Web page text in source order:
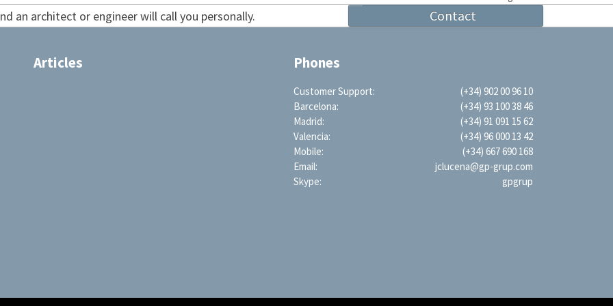
post:
an architect or engineer will call you personally. Contact
Articles Phones
Customer Support:
(+34) 902 00 96 10
Barcelona:
(+34) 93 100 38 46
Madrid:
(+34) 91 091 15 62
Valencia:
(+34) 96 000 13 42
Mobile:
(+34) 667 690 168
Email:
jclucena@gp-grup.com
Skype:
gpgrup